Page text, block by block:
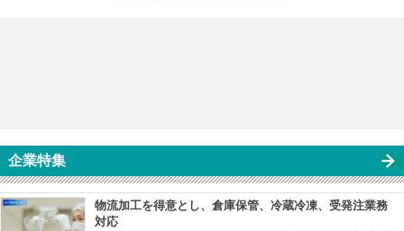
企業特集
物流加工を得意とし、倉庫保管、冷蔵冷凍、受発注業務
対応